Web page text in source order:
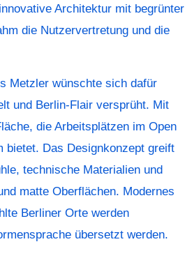
Architektur mit begrünter
die Nutzervertretung und die
Metzler wünschte sich dafür
und Berlin-Flair versprüht. Mit
die Arbeitsplätzen im Open
bietet. Das Designkonzept greift
technische Materialien und
matte Oberflächen. Modernes
Berliner Orte werden
übersetzt werden.